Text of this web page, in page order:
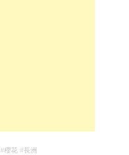
#櫻花 #長洲